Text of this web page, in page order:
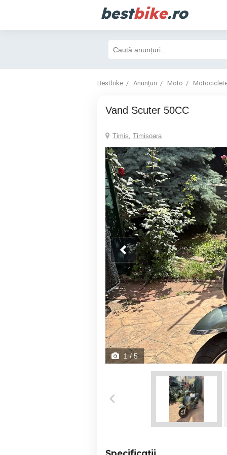
bestbike.ro
Bestbike Anunțuri Moto
Vand Scuter 50CC
Timis, Timisoara
1/ 5